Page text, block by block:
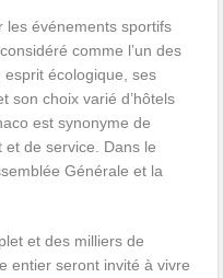
les événements sportifs
comme l’un des
écologique, ses
son choix varié d’hôtels
est synonyme de
de service. Dans le
Générale et la
et des milliers de
entier seront invité à vivre